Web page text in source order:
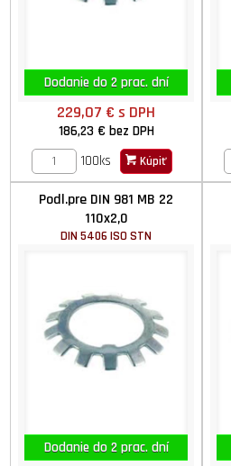
Dodanie do 2 prac. dní
229,07 €s DPH
186,23 € bez DPH
100ks
Kúpiť
Podl.pre DIN 981 MB 22
110x2,0
DIN 5406 ISO STN
Dodanie do 2 prac. dní